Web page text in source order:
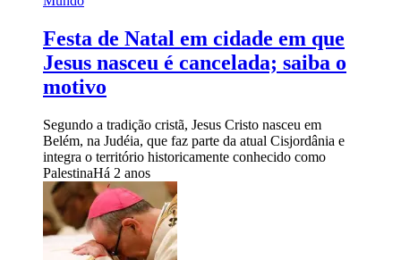
Festa de Natal em cidade em que
Jesus nasceu é cancelada; saiba o
motivo
Segundo a tradição cristã, Jesus Cristo nasceu em
Belém, na Judéia, que faz parte da atual Cisjordânia e
integra o território historicamente conhecido como
PalestinaHá 2 anos